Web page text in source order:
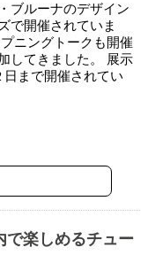
ブルーナのデザイン
で開催されていま
ニングトークも開催
してきました。 展示
日まで開催されてい
で楽しめるチュー